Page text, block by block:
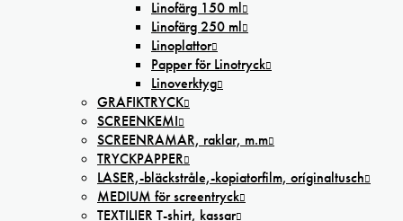
Linofärg 150 ml
Linofärg 250 ml
Linoplattor
Papper för Linotryck
Linoverktyg
GRAFIKTRYCK
SCREENKEMI
SCREENRAMAR, raklar, m.m
TRYCKPAPPER
LASER,-bläckstråle,-kopiatorfilm, oríginaltusch
MEDIUM för screentryck
TEXTILIER T-shirt, kassar